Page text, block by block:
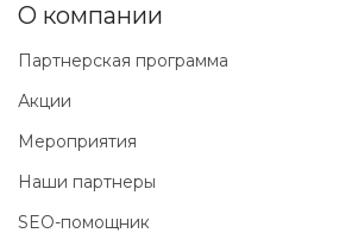
О компании
Партнерская программа
Акции
Мероприятия
Наши партнеры
SEO-помощник